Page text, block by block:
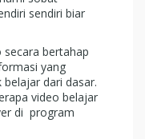
sendiri biar
bertahap
yang
dari dasar.
video belajar
di program